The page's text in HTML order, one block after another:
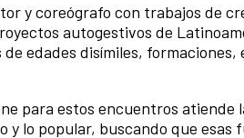
y coreógrafo con trabajos de
autogestivos de
edades disímiles,
para estos encuentros atiende
y lo popular, buscando que